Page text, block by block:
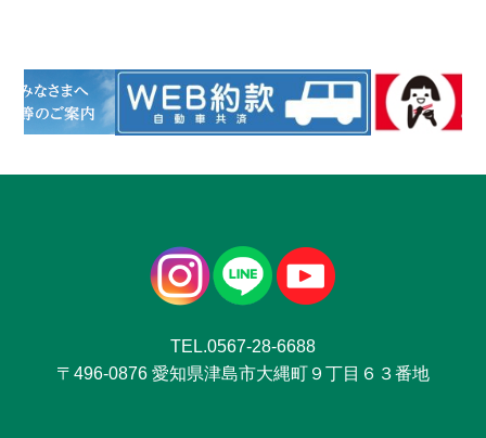
TEL.0567-28-6688
〒496-0876 愛知県津島市大縄町９丁目６３番地